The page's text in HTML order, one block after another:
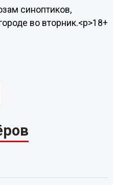
синоптиков,
во вторник.<p>18+